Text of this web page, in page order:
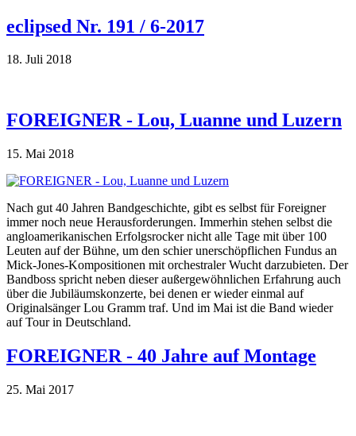
eclipsed Nr. 191 / 6-2017
18. Juli 2018
FOREIGNER - Lou, Luanne und Luzern
15. Mai 2018
Nach gut 40 Jahren Bandgeschichte, gibt es selbst für Foreigner
immer noch neue Herausforderungen. Immerhin stehen selbst die
angloamerikanischen Erfolgsrocker nicht alle Tage mit über 100
Leuten auf der Bühne, um den schier unerschöpflichen Fundus an
Mick-Jones-Kompositionen mit orchestraler Wucht darzubieten. Der
Bandboss spricht neben dieser außergewöhnlichen Erfahrung auch
über die Jubiläumskonzerte, bei denen er wieder einmal auf
Originalsänger Lou Gramm traf. Und im Mai ist die Band wieder
auf Tour in Deutschland.
FOREIGNER - 40 Jahre auf Montage
25. Mai 2017